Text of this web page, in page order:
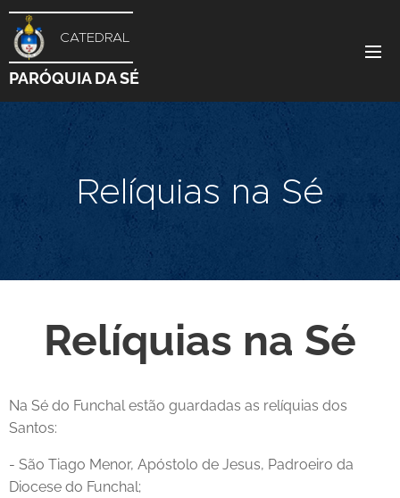
CATEDRAL
PARÓQUIA DA SÉ
Relíquias na Sé
Relíquias na Sé
Na Sé do Funchal estão guardadas as relíquias dos
Santos:
- São Tiago Menor, Apóstolo de Jesus, Padroeiro da
Diocese do Funchal;